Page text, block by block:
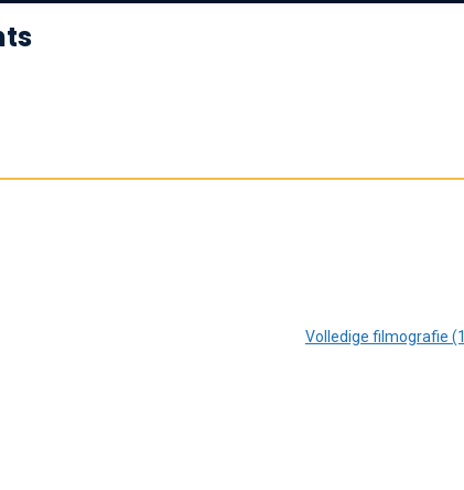
Volledige filmografie